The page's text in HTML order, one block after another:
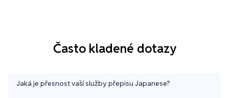
Často kladené dotazy
Jaká je přesnost vaší služby přepisu Japanese?